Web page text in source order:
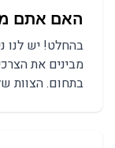
האם אתם
בהחלט! יש לנו
מבינים את
בתחום. הצוות